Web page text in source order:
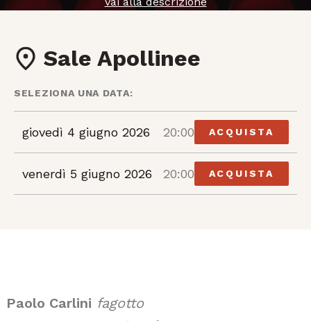
Sale Apollinee
SELEZIONA UNA DATA:
giovedì 4 giugno 2026 20:00 ACQUISTA
venerdì 5 giugno 2026 20:00 ACQUISTA
Paolo Carlini fagotto